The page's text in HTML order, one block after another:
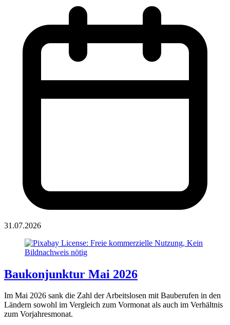
31.07.2026
Baukonjunktur Mai 2026
Im Mai 2026 sank die Zahl der Arbeitslosen mit Bauberufen in den
Ländern sowohl im Vergleich zum Vormonat als auch im Verhältnis
zum Vorjahresmonat.